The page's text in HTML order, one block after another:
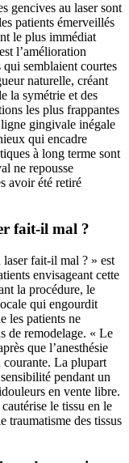
gencives au laser sont
patients émerveillés
le plus immédiat
l’amélioration
semblaient courtes
naturelle, créant
la symétrie et des
les plus frappantes
gingivale inégale
qui encadre
à long terme sont
ne repousse
avoir été retiré
fait-il mal ?
fait-il mal ? » est
envisageant cette
la procédure, le
qui engourdit
les patients ne
de remodelage. « Le
que l’anesthésie
courante. La plupart
pendant un
en vente libre.
le tissu en le
traumatisme des tissus